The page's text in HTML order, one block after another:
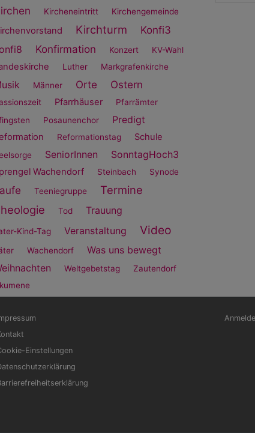
Kircheneintritt Kirchengemeinde
Kirchturm Konfi3
Konfirmation Konzert KV-Wahl
Luther Markgrafenkirche
Männer Orte Ostern
Pfarrhäuser
Pfarrämter
Posaunenchor Predigt
Reformationstag Schule
SeniorInnen SonntagHoch3
Wachendorf Steinbach Synode
Teeniegruppe
Termine
Tod Trauung
Kind-Tag Veranstaltung Video
Wachendorf
Was uns bewegt
Weltgebetstag
Zautendorf
Einstellungen